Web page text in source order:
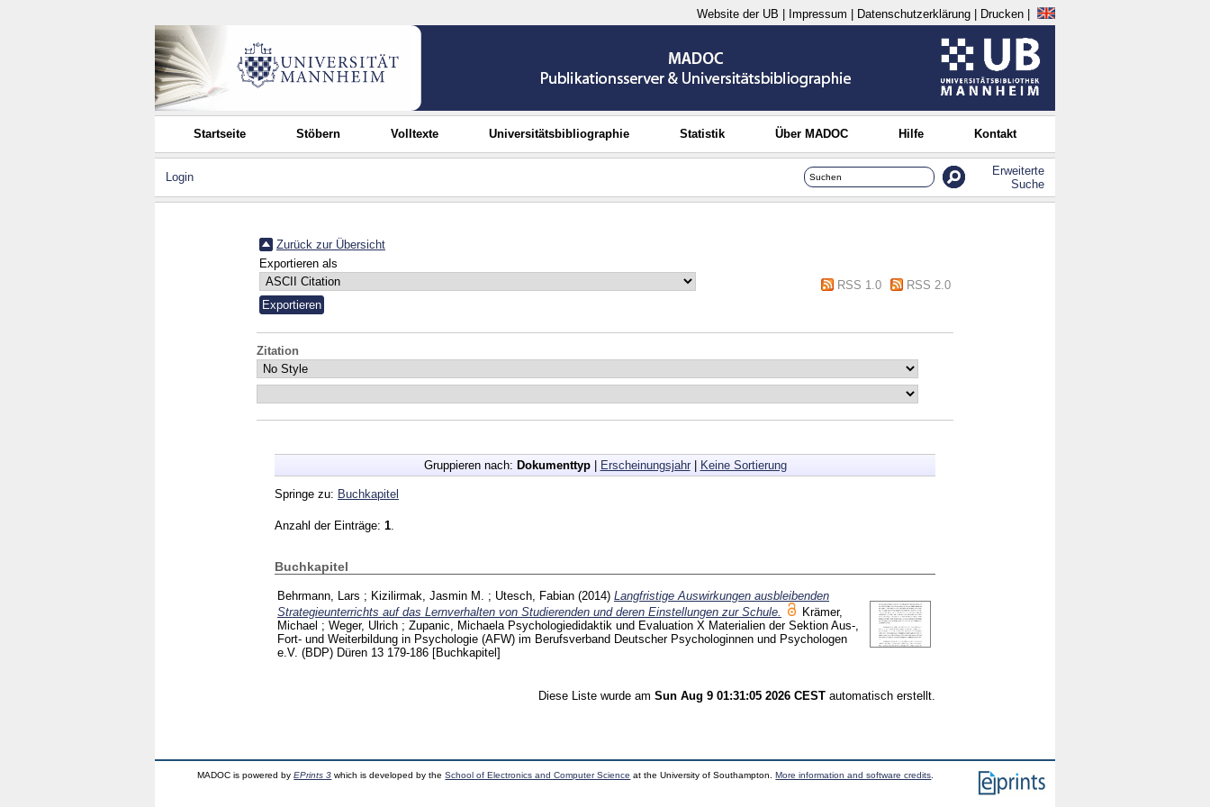
Website der UB Impressum Datenschutzerklärung Drucken
Startseite Stöbern Volltexte Universitätsbibliographie Statistik Über MADOC Hilfe Kontakt
Login
Erweiterte
Suche
Zurück zur Übersicht
Exportieren als
RSS 1.0
RSS 2.0
Zitation
Gruppieren nach: Dokumenttyp| Erscheinungsjahr| Keine Sortierung
Springe zu: Buchkapitel
Anzahl der Einträge: 1
Buchkapitel
Behrmann, Lars ; Kizilirmak, Jasmin M. ; Utesch, Fabian (2014) Langfristige Auswirkungen ausbleibenden
Strategieunterrichts auf das Lernverhalten von Studierenden und deren Einstellungen zur Schule.
Krämer,
Michael ; Weger, Ulrich ; Zupanic, Michaela Psychologiedidaktik und Evaluation X Materialien der Sektion Aus-,
Fort- und Weiterbildung in Psychologie (AFW) im Berufsverband Deutscher Psychologinnen und Psychologen
e.V. (BDP) Düren 13 179-186 [Buchkapitel]
Diese Liste wurde am Sun Aug 9 01:31:05 2026 CEST automatisch erstellt.
MADOC is powered byEPrints 3 which is developed by theSchool of Electronics and Computer Science at the University of Southampton.More information and software credits